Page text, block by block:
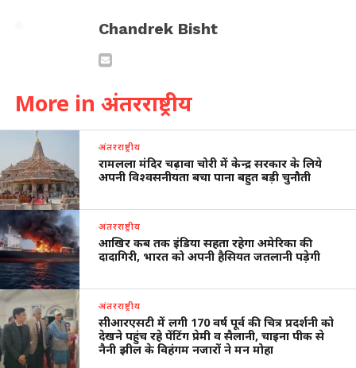
Chandrek Bisht
More in अंतरराष्ट्रीय
अंतरराष्ट्रीय
रामलला मंदिर चढ़ावा चोरी में केन्द्र सरकार के लिये
अपनी विश्वसनीयता बचा पाना बहुत बड़ी चुनौती
अंतरराष्ट्रीय
आखिर कब तक इंडिया सहता रहेगा अमेरिका की
दादागिरी, भारत को अपनी हैसियत जतलानी पड़ेगी
अंतरराष्ट्रीय
सीआरएसटी में लगी 170 वर्ष पूर्व की चित्र प्रदर्शनी को
देखने पहुंच रहे पेंटिंग प्रेमी व सैलानी, चाइना पीक से
नैनी झील के विहंगम नजारों ने मन मोहा